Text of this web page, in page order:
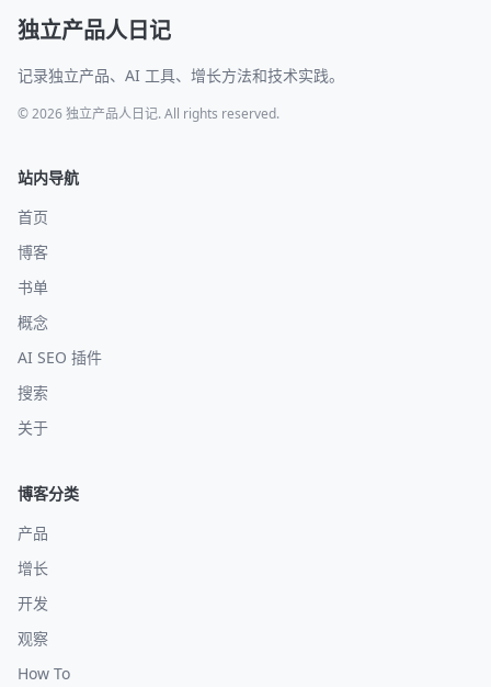
独立产品人日记
记录独立产品、AI 工具、增长方法和技术实践。
© 2026 独立产品人日记. All rights reserved.
站内导航
首页
博客
书单
概念
AI SEO 插件
搜索
关于
博客分类
产品
增长
开发
观察
How To